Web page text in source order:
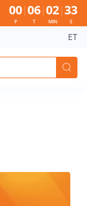
00
P
06
T
02
MIN
32
S
ET